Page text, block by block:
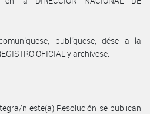
publíquese, dése a la
OFICIAL y archívese.
n este(a) Resolución se publican